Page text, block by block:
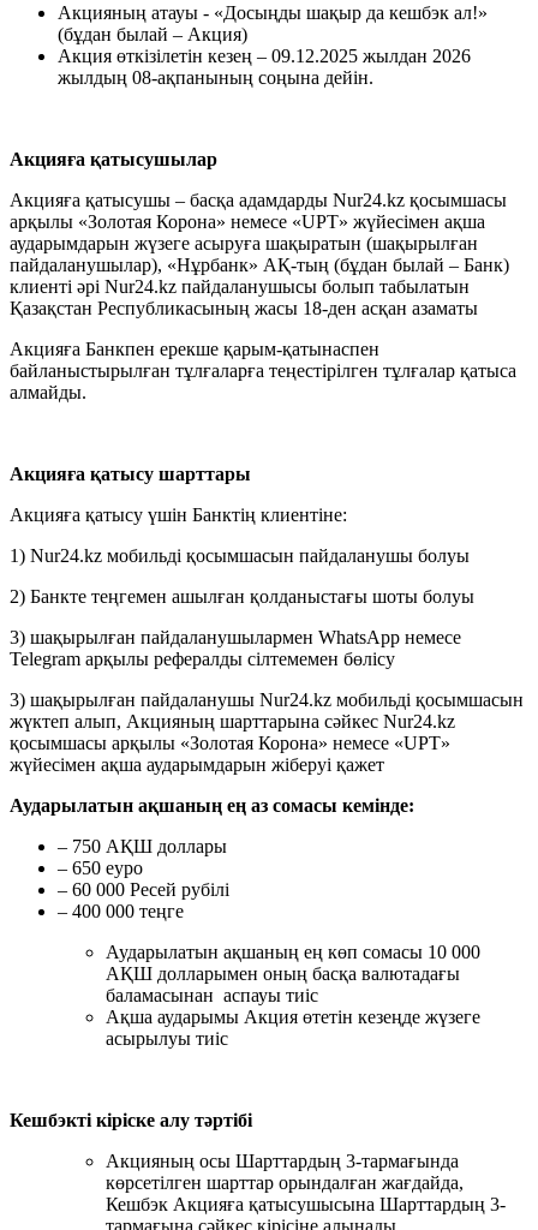
Акцияның атауы - «Досыңды шақыр да кешбэк ал!»
(бұдан былай – Акция)
Акция өткізілетін кезең – 09.12.2025 жылдан 2026
жылдың 08-ақпанының соңына дейін.
Акцияға қатысушылар
Акцияға қатысушы – басқа адамдарды Nur24.kz қосымшасы
арқылы «Золотая Корона» немесе «UPT» жүйесімен ақша
аударымдарын жүзеге асыруға шақыратын (шақырылған
пайдаланушылар), «Нұрбанк» АҚ-тың (бұдан былай – Банк)
клиенті әрі Nur24.kz пайдаланушысы болып табылатын
Қазақстан Республикасының жасы 18-ден асқан азаматы
Акцияға Банкпен ерекше қарым-қатынаспен
байланыстырылған тұлғаларға теңестірілген тұлғалар қатыса
алмайды.
Акцияға қатысу шарттары
Акцияға қатысу үшін Банктің клиентіне:
1) Nur24.kz мобильді қосымшасын пайдаланушы болуы
2) Банкте теңгемен ашылған қолданыстағы шоты болуы
3) шақырылған пайдаланушылармен WhatsApp немесе
Telegram арқылы рефералды сілтемемен бөлісу
3) шақырылған пайдаланушы Nur24.kz мобильді қосымшасын
жүктеп алып, Акцияның шарттарына сәйкес Nur24.kz
қосымшасы арқылы «Золотая Корона» немесе «UPT»
жүйесімен ақша аударымдарын жіберуі қажет
Аударылатын ақшаның ең аз сомасы кемінде:
– 750 АҚШ доллары
– 650 еуро
– 60 000 Ресей рубілі
– 400 000 теңге
Аударылатын ақшаның ең көп сомасы 10 000
АҚШ долларымен оның басқа валютадағы
баламасынан аспауы тиіс
Ақша аударымы Акция өтетін кезеңде жүзеге
асырылуы тиіс
Кешбэкті кіріске алу тәртібі
Акцияның осы Шарттардың 3-тармағында
көрсетілген шарттар орындалған жағдайда,
Кешбэк Акцияға қатысушысына Шарттардың 3-
тармағына сәйкес кірісіне алынады.